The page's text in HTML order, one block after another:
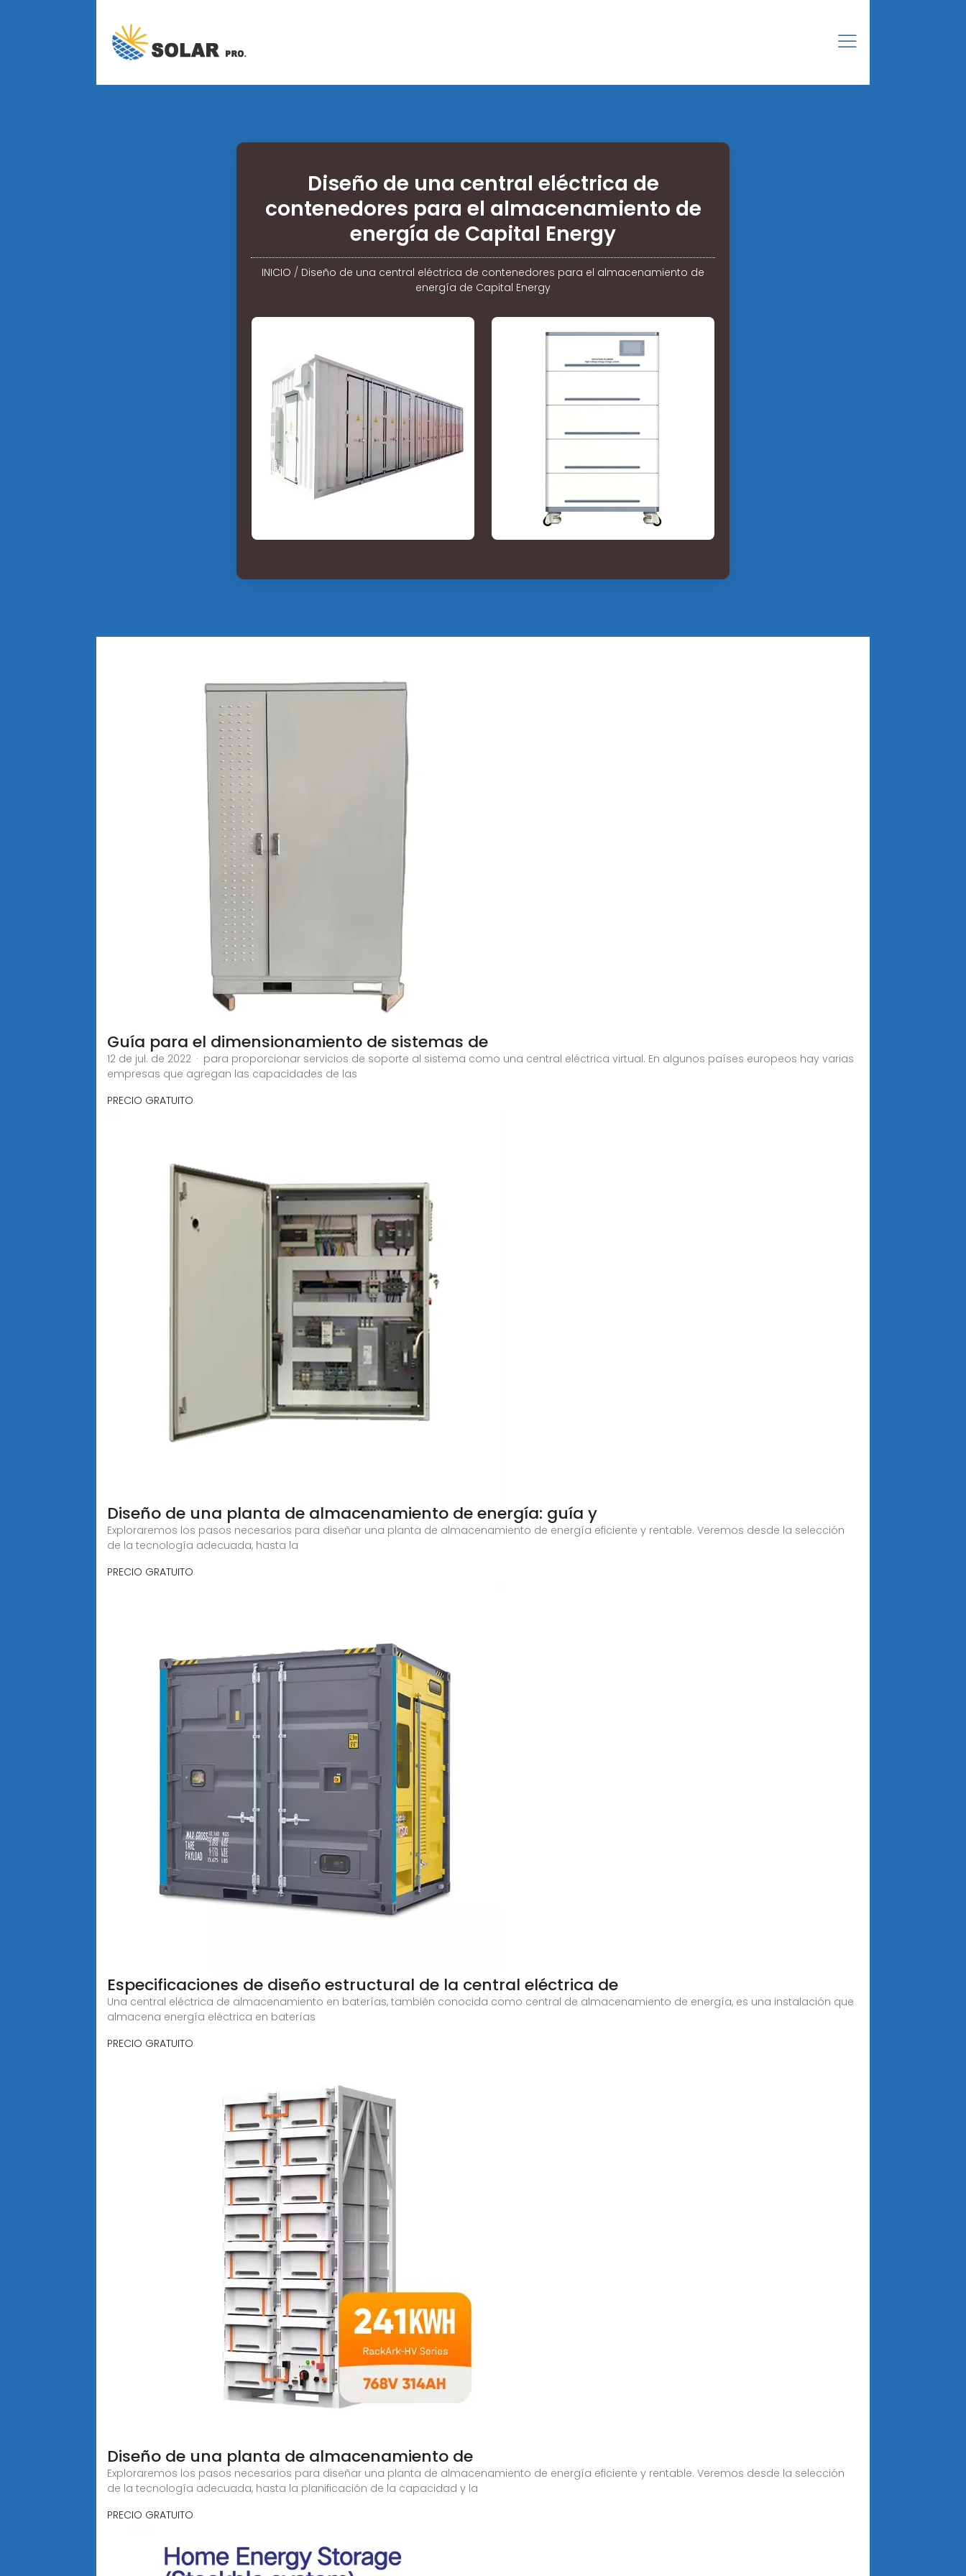
Diseño de una central eléctrica de
contenedores para el almacenamiento de
energía de Capital Energy
INICIO / Diseño de una central eléctrica de contenedores para el almacenamiento de
energía de Capital Energy
Guía para el dimensionamiento de sistemas de
12 de jul. de 2022 · para proporcionar servicios de soporte al sistema como una central eléctrica virtual. En algunos países europeos hay varias
empresas que agregan las capacidades de las
PRECIO GRATUITO
Diseño de una planta de almacenamiento de energía: guía y
Exploraremos los pasos necesarios para diseñar una planta de almacenamiento de energía eficiente y rentable. Veremos desde la selección
de la tecnología adecuada, hasta la
PRECIO GRATUITO
Especificaciones de diseño estructural de la central eléctrica de
Una central eléctrica de almacenamiento en baterías, también conocida como central de almacenamiento de energía, es una instalación que
almacena energía eléctrica en baterías
PRECIO GRATUITO
Diseño de una planta de almacenamiento de
Exploraremos los pasos necesarios para diseñar una planta de almacenamiento de energía eficiente y rentable. Veremos desde la selección
de la tecnología adecuada, hasta la planificación de la capacidad y la
PRECIO GRATUITO